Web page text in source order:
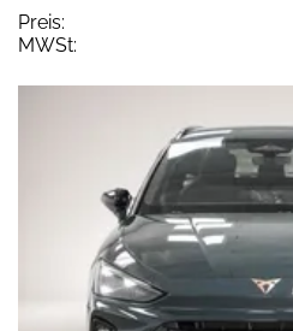
Preis:
MWSt: